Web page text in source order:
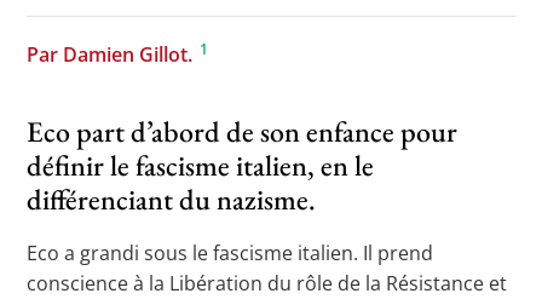
Culture
Par Damien Gillot. 1
Eco part d’abord de son enfance pour
définir le fascisme italien, en le
différenciant du nazisme.
Eco a grandi sous le fascisme italien. Il prend
conscience à la Libération du rôle de la Résistance et